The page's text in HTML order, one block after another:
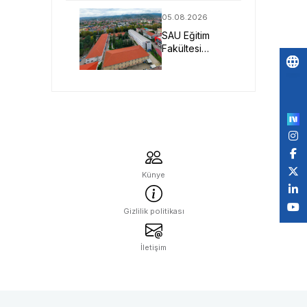
Projesine
TÜBİTAK
Desteği
05.08.2026
SAU Eğitim
Fakültesi
Künye
Gizlilik politikası
İletişim